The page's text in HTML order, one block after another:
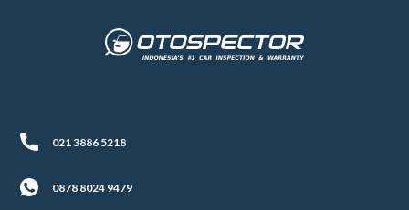
021 3886 5218
0878 8024 9479